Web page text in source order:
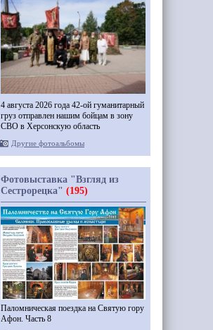
4 августа 2026 года 42-ой гуманитарный
груз отправлен нашим бойцам в зону
СВО в Херсонскую область
Другие фотоальбомы
Фотовыставка "Взгляд из
Сестрорецка" (195)
Паломническая поездка на Святую гору
Афон. Часть 8